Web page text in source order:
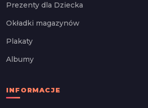
Prezenty dla Dziecka
Okładki magazynów
Plakaty
Albumy
INFORMACJE